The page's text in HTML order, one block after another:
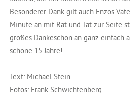
Besonderer Dank gilt auch Enzos
Minute an mit Rat und Tat zur Seite
großes Dankeschön an ganz einfach
schöne 15 Jahre!
Text: Michael Stein
Fotos: Frank Schwichtenberg